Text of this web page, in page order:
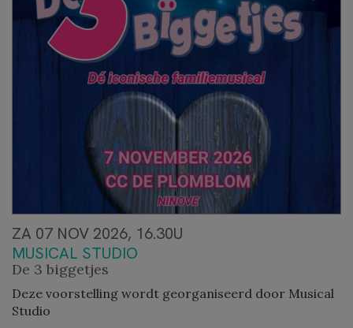
ZA 07 NOV 2026, 16.30U
MUSICAL STUDIO
De 3 biggetjes
Deze voorstelling wordt georganiseerd door Musical
Studio